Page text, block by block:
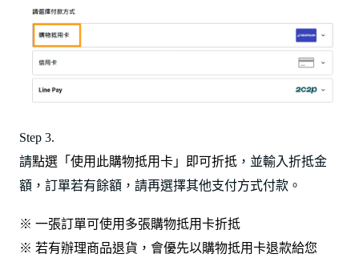
Step 3.
請點選「使用此購物抵用卡」即可折抵 ，並輸入折抵金
額，訂單若有餘額，請再選擇其他支付方式付款。
※ 一張訂單可使用多張購物抵用卡折抵
※ 若有辦理商品退貨，會優先以購物抵用卡退款給您